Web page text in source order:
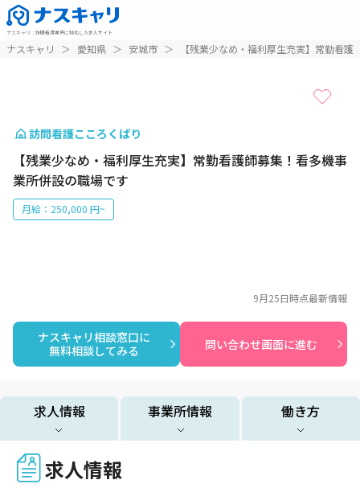
ナスキャリ ： 訪問看護業界に特化した求人サイト
ナスキャリ ＞ 愛知県 ＞ 安城市 ＞ 【残業少なめ・福利厚生充実】常勤看
訪問看護こころくばり
【残業少なめ・福利厚生充実】常勤看護師募集！看多機事
業所併設の職場です
月給：250,000 円~
ナスキャリ相談窓口に
無料相談してみる
問い合わせ画面に進む
9月25日時点最新情報
求人情報 事業所情報 働き方
求人情報